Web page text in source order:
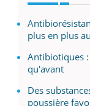
plus en plus
Antibiotiques
qu'avant
Des
poussière